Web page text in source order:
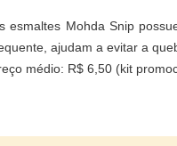
esmaltes Mohda Snip
ajudam a evitar a
médio: R$ 6,50 (kit